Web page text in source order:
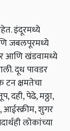
इंदूरमध्ये
जबलपूरमध्ये
आणि खंडवामध्ये
दूध पावडर
टन क्षमतेचा
दही, पेढे, मठ्ठा,
आईस्क्रीम, शुगर
लोकांच्या